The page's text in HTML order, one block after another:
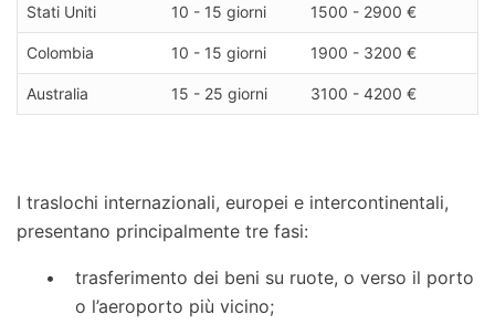
Stati Uniti 10 - 15 giorni 1500 - 2900 €
Colombia 10 - 15 giorni 1900 - 3200 €
Australia 15 - 25 giorni 3100 - 4200 €
I traslochi internazionali, europei e intercontinentali,
presentano principalmente tre fasi:
trasferimento dei beni su ruote, o verso il porto
o l’aeroporto più vicino;